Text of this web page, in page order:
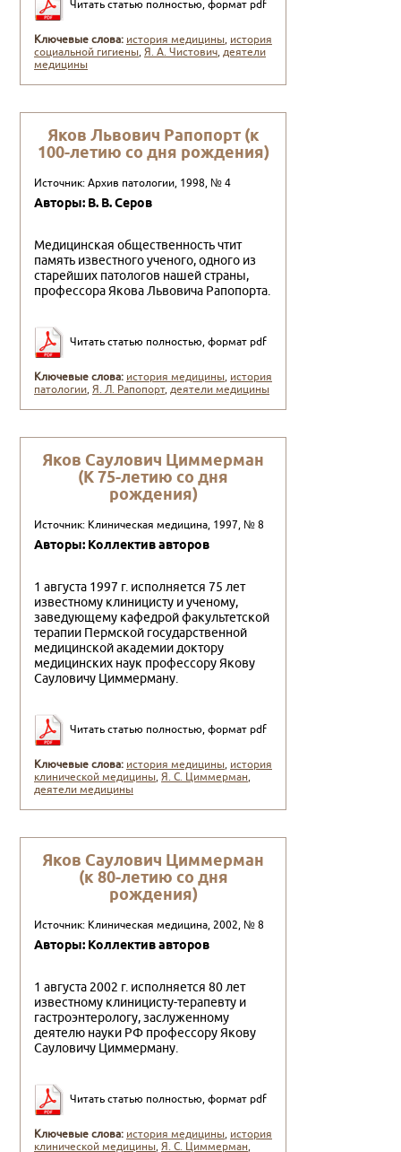
Читать статью полностью, формат pdf
Ключевые слова: история медицины, история
социальной гигиены,Я. А. Чистович,деятели
медицины
Яков Львович Рапопорт (к
100-летию со дня рождения)
Источник: Архив патологии, 1998, № 4
Авторы: В. В. Серов
Медицинская общественность чтит
память извест­ного ученого, одного из
старейших патологов нашей страны,
профессора Якова Львовича Рапопорта.
Читать статью полностью, формат pdf
Ключевые слова: история медицины, история
патологии,Я. Л. Рапопорт,деятели медицины
Яков Саулович Циммерман
(К 75-летию со дня
рождения)
Источник: Клиническая медицина, 1997, № 8
Авторы: Коллектив авторов
1 августа 1997 г. исполняется 75 лет
известному клиницисту и ученому,
заведующему кафедрой факультетской
терапии Пермской государствен­ной
медицинской академии доктору
медицинских наук профессору Якову
Сауловичу Циммерману.
Читать статью полностью, формат pdf
Ключевые слова: история медицины, история
клинической медицины,Я. С. Циммерман,
деятели медицины
Яков Саулович Циммерман
(к 80-летию со дня
рождения)
Источник: Клиническая медицина, 2002, № 8
Авторы: Коллектив авторов
1 августа 2002 г. исполняется 80 лет
известному клиницисту-те­рапевту и
гастроэнтерологу, заслуженному
деятелю науки РФ про­фессору Якову
Сауловичу Циммерману.
Читать статью полностью, формат pdf
Ключевые слова: история медицины, история
клинической медицины,Я. С. Циммерман,